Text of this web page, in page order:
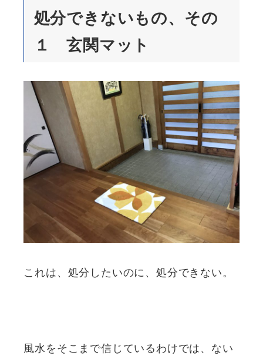
処分できないもの、その
１ 玄関マット
これは、処分したいのに、処分できない。
風水をそこまで信じているわけでは、ない